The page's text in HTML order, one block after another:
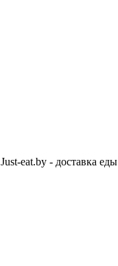
Just-eat.by - доставка еды